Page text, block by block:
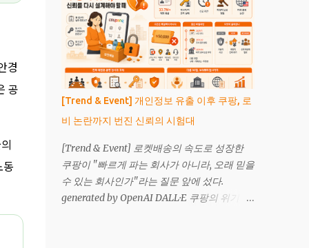
경
공
아도 상품을 발견하고 구매를 시작할 수 있게
됐다는 점입니다. 확인 범위 현재 공개된 거래
사례는 에이전틱 결제가 기술적으로 작동할
수 있다는 증거입니다. 소비자 거래의 상당 부
분이 이미 에이전트로 전환됐다는 증거는 아
닙니다. 기업 발표와 시장의 실제 이용 규모는
구분해 봐야 합니다. 에이전틱 커머스란 무엇
색어를 입력하고, 여러 상세페이...
권한을 근거로 한 수출통제 지시를 받았으며,
외국 국적자 접근 제한이 실무상 전 고객 접근
중단으로 이어졌다고 설명했습니다. 이 사안
은 단순한 서비스 장애가 아닙니다. 프런티어
AI 모델을 빌려 쓰는 기업과 국가가 어느 순간
접근권을 잃을 수 있다는 신호입니다. 독자가
주목해야 할 질문은 “Anthropic이 맞았나, 정
부가 맞았나”가 아닙니다. 더 중요한 질문은 이
것입니다. 우리 조직은 특정 해외 모델이 갑자
기 멈췄을 때 업무, 제품, 데이터 흐름을 유지할
수 있습니까. AI 주권은 거창한 국가 전략만의
문제가 아니라, 기업의 운영 연속성과도 연결
[Trend & Event] 개인정보 유출 이후 쿠팡, 로
비 논란까지 번진 신뢰의 시험대
[Trend & Event] 로켓배송의 속도로 성장한
쿠팡이 "빠르게 파는 회사가 아니라, 오래 믿을
수 있는 회사인가"라는 질문 앞에 섰다.
generated by OpenAI DALL·E 쿠팡의 위기는